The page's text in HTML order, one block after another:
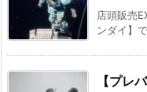
店頭販売
ンダイ】
【プレ